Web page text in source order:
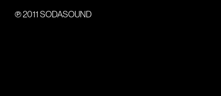
Artists
℗ 2011 SODASOUND